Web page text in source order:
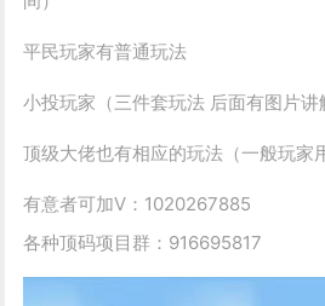
平民玩家有普通玩法
小投玩家（三件套玩法 后面有图片讲
顶级大佬也有相应的玩法（一般玩家
有意者可加V：1020267885
各种顶码项目群：916695817